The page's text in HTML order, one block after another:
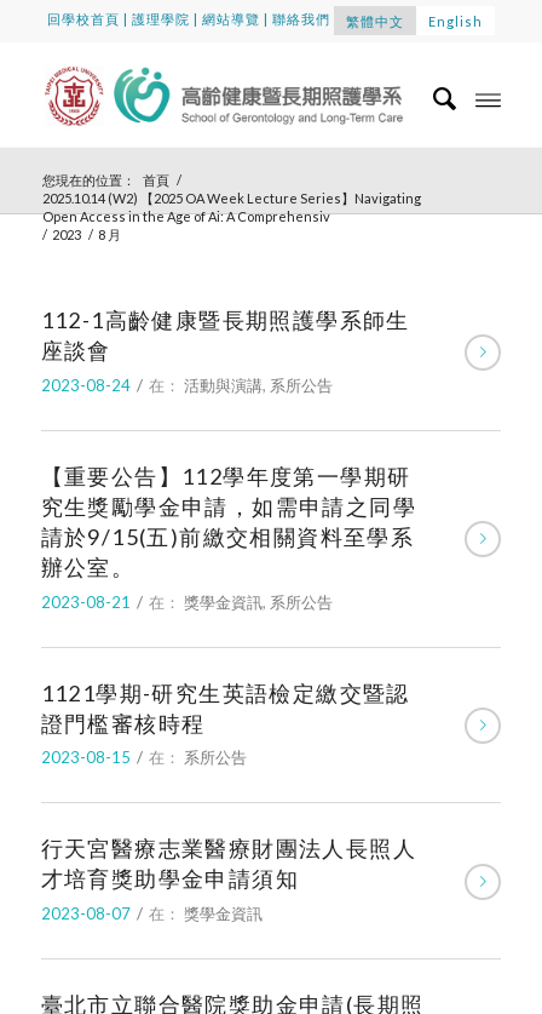
回學校首頁 |護理學院 |網站導覽 | 聯絡我們 繁體中文 English
您現在的位置： 首頁 /
2025.10.14 (W2) 【2025 OA Week Lecture Series】Navigating
Open Access in the Age of Ai: A Comprehensiv
/ 2023 / 8 月
112-1高齡健康暨長期照護學系師生
座談會
2023-08-24 / 在： 活動與演講, 系所公告
【重要公告】112學年度第一學期研
究生獎勵學金申請，如需申請之同學
請於9/15(五)前繳交相關資料至學系
辦公室。
2023-08-21 / 在： 獎學金資訊, 系所公告
1121學期-研究生英語檢定繳交暨認
證門檻審核時程
2023-08-15 / 在： 系所公告
行天宮醫療志業醫療財團法人長照人
才培育獎助學金申請須知
2023-08-07 / 在： 獎學金資訊
臺北市立聯合醫院獎助金申請(長期照